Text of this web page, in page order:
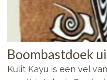
Boombastdoek
Kulit Kayu is een vel